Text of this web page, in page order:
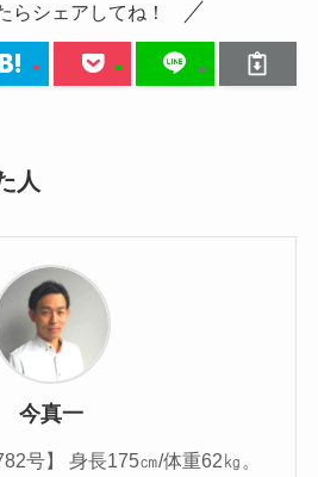
らシェアしてね！
人
今真一
号】 身長175㎝/体重62㎏。